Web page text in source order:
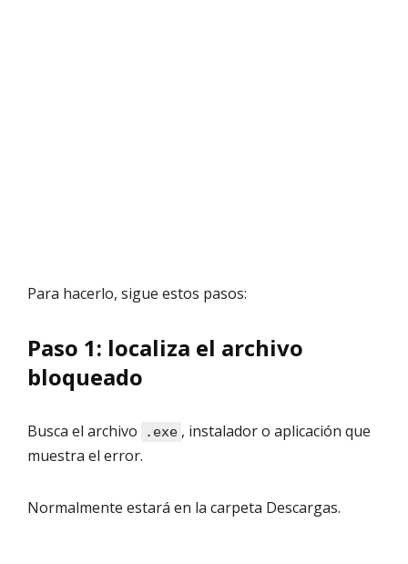
Para hacerlo, sigue estos pasos:
Paso 1: localiza el archivo
bloqueado
Busca el archivo .exe , instalador o aplicación que
muestra el error.
Normalmente estará en la carpeta Descargas.